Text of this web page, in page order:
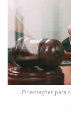
Orientações para